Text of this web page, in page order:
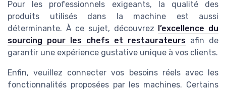
Pour les professionnels exigeants, la qualité des
produits utilisés dans la machine est aussi
déterminante. À ce sujet, découvrez l’excellence du
sourcing pour les chefs et restaurateurs afin de
garantir une expérience gustative unique à vos clients.
Enfin, veuillez connecter vos besoins réels avec les
fonctionnalités proposées par les machines. Certains